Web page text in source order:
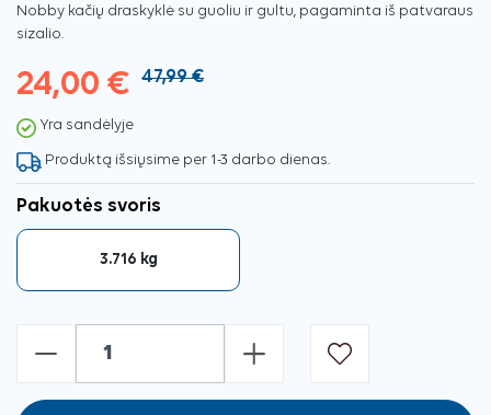
Nobby kačių draskyklė su guoliu ir gultu, pagaminta iš patvaraus
sizalio.
24,00 € 47,99 €
Yra sandėlyje
Produktą išsiųsime per 1-3 darbo dienas.
Pakuotės svoris
3.716 kg
- +